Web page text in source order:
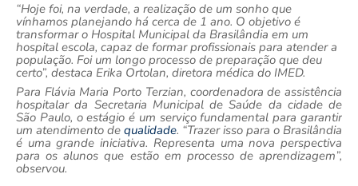
“Hoje foi, na verdade, a realização de um sonho que
vínhamos planejando há cerca de 1 ano. O objetivo é
transformar o Hospital Municipal da Brasilândia em um
hospital escola, capaz de formar profissionais para atender a
população. Foi um longo processo de preparação que deu
certo”, destaca Erika Ortolan, diretora médica do IMED.
Para Flávia Maria Porto Terzian, coordenadora de assistência
hospitalar da Secretaria Municipal de Saúde da cidade de
São Paulo, o estágio é um serviço fundamental para garantir
um atendimento de qualidade. “Trazer isso para o Brasilândia
é uma grande iniciativa. Representa uma nova perspectiva
para os alunos que estão em processo de aprendizagem”,
observou.